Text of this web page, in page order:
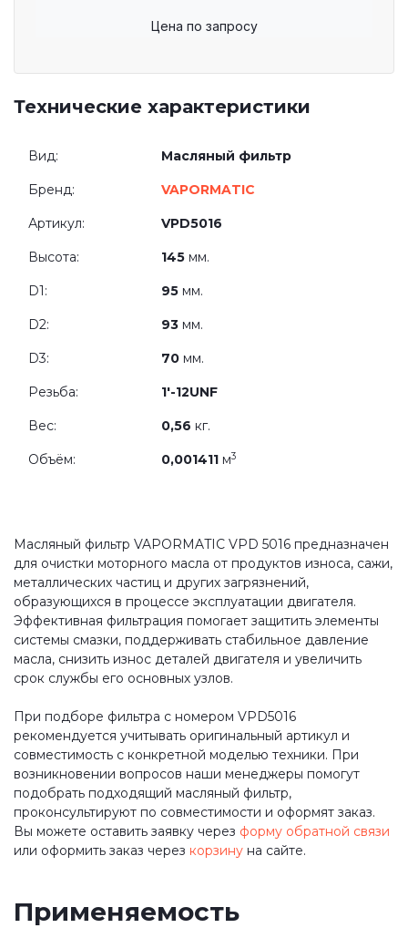
Цена по запросу
Технические характеристики
Вид: Масляный фильтр
Бренд: VAPORMATIC
Артикул: VPD5016
Высота: 145 мм.
D1: 95 мм.
D2: 93 мм.
D3: 70 мм.
Резьба: 1'-12UNF
Вес: 0,56 кг.
Объём: 0,001411 м3
Масляный фильтр VAPORMATIC VPD 5016 предназначен
для очистки моторного масла от продуктов износа, сажи,
металлических частиц и других загрязнений,
образующихся в процессе эксплуатации двигателя.
Эффективная фильтрация помогает защитить элементы
системы смазки, поддерживать стабильное давление
масла, снизить износ деталей двигателя и увеличить
срок службы его основных узлов.
При подборе фильтра с номером VPD5016
рекомендуется учитывать оригинальный артикул и
совместимость с конкретной моделью техники. При
возникновении вопросов наши менеджеры помогут
подобрать подходящий масляный фильтр,
проконсультируют по совместимости и оформят заказ.
Вы можете оставить заявку через форму обратной связи
или оформить заказ через корзину на сайте.
Применяемость